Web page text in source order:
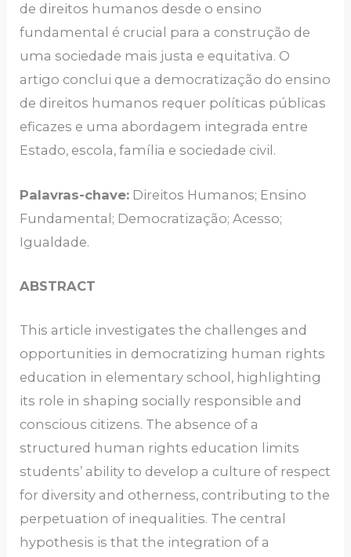
de direitos humanos desde o ensino
fundamental é crucial para a construção de
uma sociedade mais justa e equitativa. O
artigo conclui que a democratização do ensino
de direitos humanos requer políticas públicas
eficazes e uma abordagem integrada entre
Estado, escola, família e sociedade civil.
Palavras-chave: Direitos Humanos; Ensino
Fundamental; Democratização; Acesso;
Igualdade.
ABSTRACT
This article investigates the challenges and
opportunities in democratizing human rights
education in elementary school, highlighting
its role in shaping socially responsible and
conscious citizens. The absence of a
structured human rights education limits
students’ ability to develop a culture of respect
for diversity and otherness, contributing to the
perpetuation of inequalities. The central
hypothesis is that the integration of a